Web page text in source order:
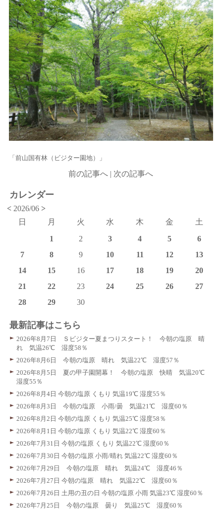
「前山国有林（ビジター園地）」
前の記事へ | 次の記事へ
カレンダー
< 2026/06>
日
月 火 水 木 金
土
1
2 3 4 5
6
7
8 9 10 11 12
13
14
15 16 17 18 19
20
21
22 23 24 25 26
27
28
29 30
最新記事はこちら
2026年8月7日 Ｓビジター夏まつりスタート！ 今朝の塩原 晴
れ 気温26℃ 湿度58％
2026年8月6日 今朝の塩原 晴れ 気温22℃ 湿度57％
2026年8月5日 夏の甲子園開幕！ 今朝の塩原 快晴 気温20℃
湿度55％
2026年8月4日 今朝の塩原 くもり 気温19℃ 湿度55％
2026年8月3日 今朝の塩原 小雨/曇 気温21℃ 湿度60％
2026年8月2日 今朝の塩原 くもり 気温25℃ 湿度58％
2026年8月1日 今朝の塩原 くもり 気温22℃ 湿度60％
2026年7月31日 今朝の塩原 くもり 気温22℃ 湿度60％
2026年7月30日 今朝の塩原 小雨/晴れ 気温22℃ 湿度60％
2026年7月29日 今朝の塩原 晴れ 気温24℃ 湿度46％
2026年7月27日 今朝の塩原 晴れ 気温22℃ 湿度60％
2026年7月26日 土用の丑の日 今朝の塩原 小雨 気温23℃ 湿度60％
2026年7月25日 今朝の塩原 曇り 気温25℃ 湿度60％